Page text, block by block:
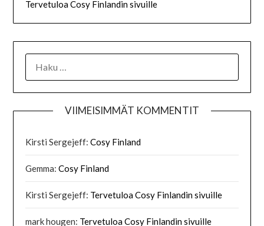
Tervetuloa Cosy Finlandin sivuille
VIIMEISIMMÄT KOMMENTIT
Kirsti Sergejeff:Cosy Finland
Gemma:Cosy Finland
Kirsti Sergejeff: Tervetuloa Cosy Finlandin sivuille
mark hougen: Tervetuloa Cosy Finlandin sivuille